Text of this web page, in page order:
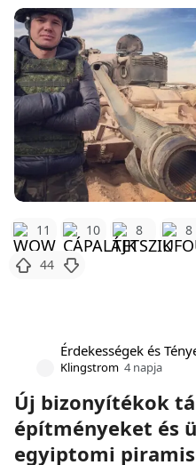
11 10 8 8
44
Érdekességek és
Klingstrom 4 napja
Új bizonyítékok
építményeket és
egyiptomi